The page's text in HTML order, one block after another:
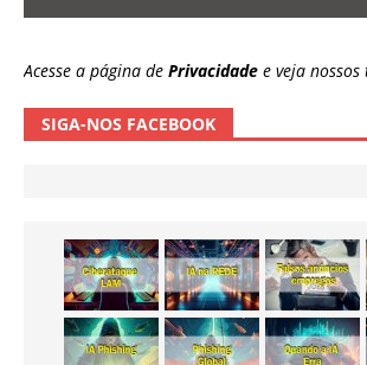
Acesse a página de Privacidade e veja
SIGA-NOS FACEBOOK